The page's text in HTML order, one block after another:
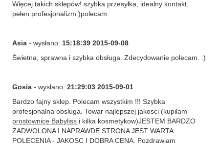
Więcej takich sklepów! szybka przesyłka, idealny kontakt,
pełen profesjonalizm:)polecam
Asia - wysłano: 15:18:39 2015-09-08
Świetna, sprawna i szybka obsługa. Zdecydowanie polecam. :)
Gosia - wysłano: 21:29:03 2015-09-01
Bardzo fajny sklep. Polecam wszystkim !!! Szybka
profesjonalna obsluga. Towar najlepszej jakosci (kupilam
prostownice Babyliss i kilka kosmetykow)JESTEM BARDZO
ZADWOLONA I NAPRAWDE STRONA JEST WARTA
POLECENIA - JAKOSC I DOBRA CENA. Pozdrawiam